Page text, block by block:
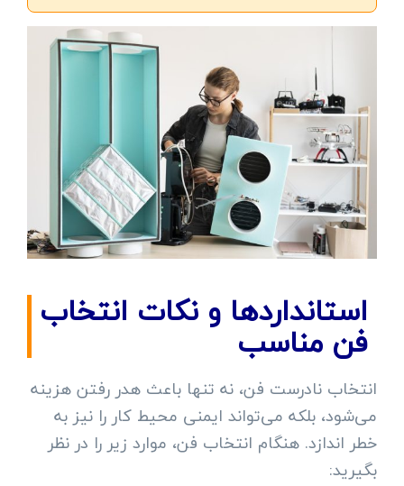
استانداردها و نکات انتخاب
فن مناسب
انتخاب نادرست فن، نه تنها باعث هدر رفتن هزینه
می‌شود، بلکه می‌تواند ایمنی محیط کار را نیز به
خطر اندازد. هنگام انتخاب فن، موارد زیر را در نظر
بگیرید: